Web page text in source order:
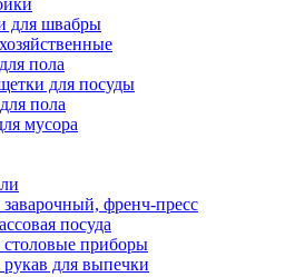
для швабры
пола
для посуды
пола
мусора
френч-пресс
посуда
приборы
рукав для выпечки